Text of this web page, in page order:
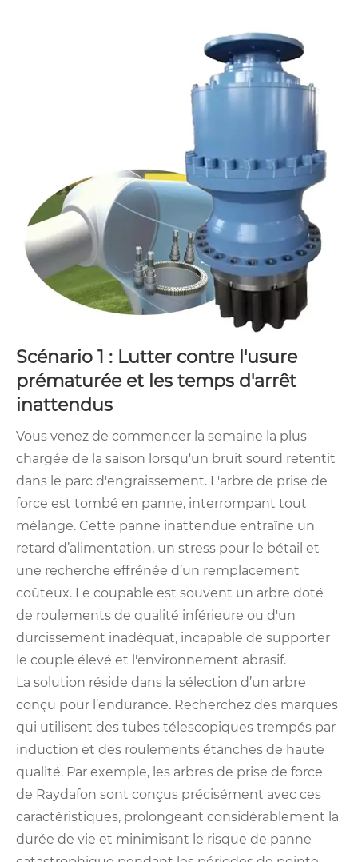
Scénario 1 : Lutter contre l'usure
prématurée et les temps d'arrêt
inattendus
Vous venez de commencer la semaine la plus
chargée de la saison lorsqu'un bruit sourd retentit
dans le parc d'engraissement. L'arbre de prise de
force est tombé en panne, interrompant tout
mélange. Cette panne inattendue entraîne un
retard d’alimentation, un stress pour le bétail et
une recherche effrénée d’un remplacement
coûteux. Le coupable est souvent un arbre doté
de roulements de qualité inférieure ou d'un
durcissement inadéquat, incapable de supporter
le couple élevé et l'environnement abrasif.
La solution réside dans la sélection d’un arbre
conçu pour l’endurance. Recherchez des marques
qui utilisent des tubes télescopiques trempés par
induction et des roulements étanches de haute
qualité. Par exemple, les arbres de prise de force
de Raydafon sont conçus précisément avec ces
caractéristiques, prolongeant considérablement la
durée de vie et minimisant le risque de panne